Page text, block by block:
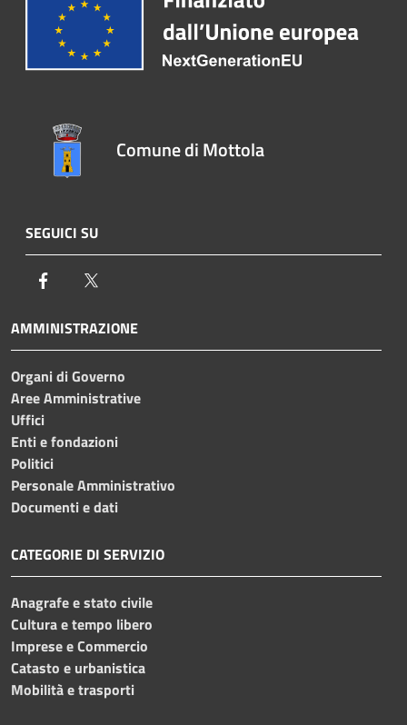
Comune di Mottola
SEGUICI SU
Facebook
AMMINISTRAZIONE
Organi di Governo
Aree Amministrative
Uffici
Enti e fondazioni
Politici
Personale Amministrativo
Documenti e dati
CATEGORIE DI SERVIZIO
Anagrafe e stato civile
Cultura e tempo libero
Imprese e Commercio
Catasto e urbanistica
Mobilità e trasporti